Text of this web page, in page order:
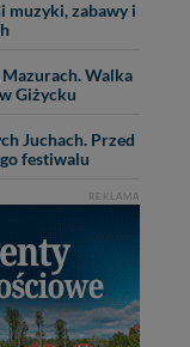
muzyki, zabawy i
Mazurach. Walka
Giżycku
Juchach. Przed
festiwalu
REKLAMA